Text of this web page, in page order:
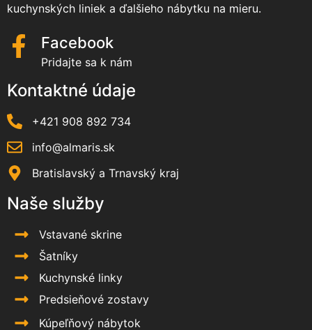
kuchynských liniek a ďalšieho nábytku na mieru.
Facebook
Pridajte sa k nám
Kontaktné údaje
+421 908 892 734
info@almaris.sk
Bratislavský a Trnavský kraj
Naše služby
Vstavané skrine
Šatníky
Kuchynské linky
Predsieňové zostavy
Kúpeľňový nábytok